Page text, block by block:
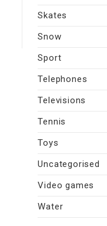
Skates
Snow
Sport
Telephones
Televisions
Tennis
Toys
Uncategorised
Video games
Water